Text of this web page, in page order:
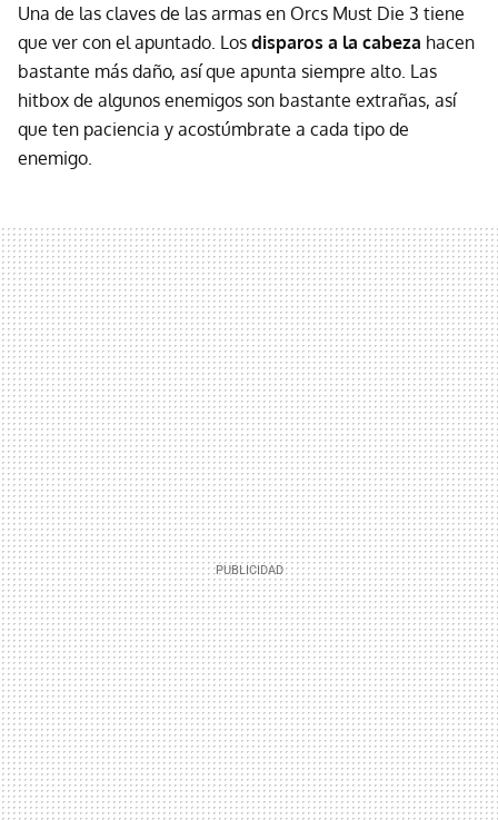
Una de las claves de las armas en Orcs Must Die 3 tiene
que ver con el apuntado. Los disparos a la cabeza hacen
bastante más daño, así que apunta siempre alto. Las
hitbox de algunos enemigos son bastante extrañas, así
que ten paciencia y acostúmbrate a cada tipo de
enemigo.